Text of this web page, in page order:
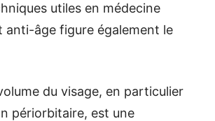
utiles en médecine
anti-âge figure également le
du visage, en particulier
périorbitaire, est une